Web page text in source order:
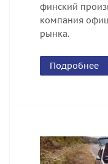
финский
компания
рынка.
Подробнее